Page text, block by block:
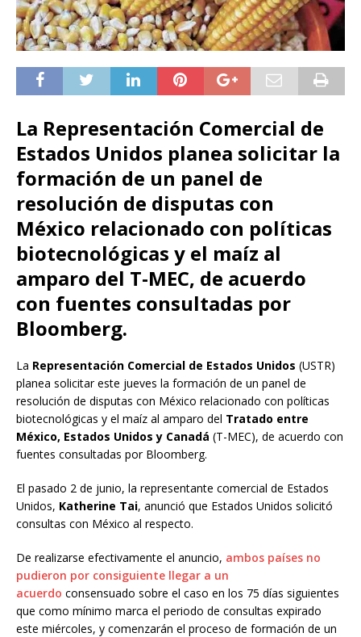
La Representación Comercial de
Estados Unidos planea solicitar la
formación de un panel de
resolución de disputas con
México relacionado con políticas
biotecnológicas y el maíz al
amparo del T-MEC, de acuerdo
con fuentes consultadas por
Bloomberg.
La Representación Comercial de Estados Unidos (USTR)
planea solicitar este jueves la formación de un panel de
resolución de disputas con México relacionado con políticas
biotecnológicas y el maíz al amparo del Tratado entre
México, Estados Unidos y Canadá (T-MEC), de acuerdo con
fuentes consultadas por Bloomberg.
El pasado 2 de junio, la representante comercial de Estados
Unidos, Katherine Tai, anunció que Estados Unidos solicitó
consultas con México al respecto.
De realizarse efectivamente el anuncio, ambos países no
pudieron por consiguiente llegar a un
acuerdo consensuado sobre el caso en los 75 días siguientes
que como mínimo marca el periodo de consultas expirado
este miércoles, y comenzarán el proceso de formación de un